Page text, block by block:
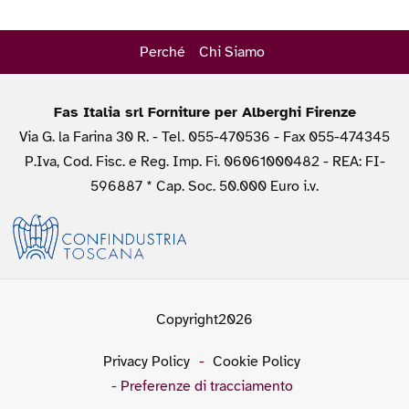
Perché Chi Siamo
Fas Italia srl Forniture per Alberghi Firenze
Via G. la Farina 30 R. - Tel. 055-470536 - Fax 055-474345
P.Iva, Cod. Fisc. e Reg. Imp. Fi. 06061000482 - REA: FI-
596887 * Cap. Soc. 50.000 Euro i.v.
Copyright2026
Privacy Policy - Cookie Policy
- Preferenze di tracciamento